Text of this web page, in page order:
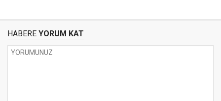
HABERE YORUM KAT